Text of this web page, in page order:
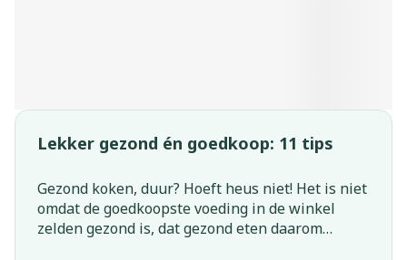
Lekker gezond én goedkoop: 11 tips
Gezond koken, duur? Hoeft heus niet! Het is niet
omdat de goedkoopste voeding in de winkel
zelden gezond is, dat gezond eten daarom